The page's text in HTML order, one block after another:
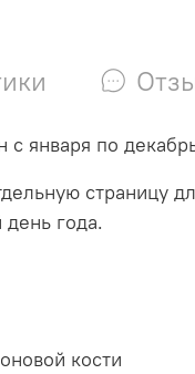
января по
страницу
года.
кости